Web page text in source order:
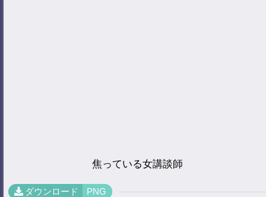
焦っている女講談師
ダウンロード PNG